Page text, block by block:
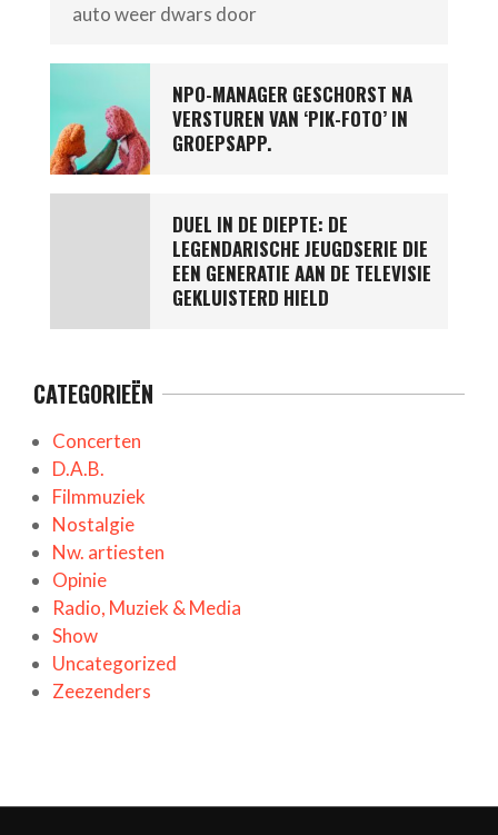
auto weer dwars door
NPO-MANAGER GESCHORST NA
VERSTUREN VAN ‘PIK-FOTO’ IN
GROEPSAPP.
DUEL IN DE DIEPTE: DE
LEGENDARISCHE JEUGDSERIE DIE
EEN GENERATIE AAN DE TELEVISIE
GEKLUISTERD HIELD
CATEGORIEËN
Concerten
D.A.B.
Filmmuziek
Nostalgie
Nw. artiesten
Opinie
Radio, Muziek & Media
Show
Uncategorized
Zeezenders